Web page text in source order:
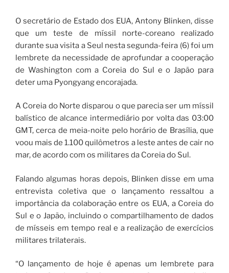
O secretário de Estado dos EUA, Antony Blinken, disse
que um teste de míssil norte-coreano realizado
durante sua visita a Seul nesta segunda-feira (6) foi um
lembrete da necessidade de aprofundar a cooperação
de Washington com a Coreia do Sul e o Japão para
deter uma Pyongyang encorajada.
A Coreia do Norte disparou o que parecia ser um míssil
balístico de alcance intermediário por volta das 03:00
GMT, cerca de meia-noite pelo horário de Brasília, que
voou mais de 1.100 quilômetros a leste antes de cair no
mar, de acordo com os militares da Coreia do Sul.
Falando algumas horas depois, Blinken disse em uma
entrevista coletiva que o lançamento ressaltou a
importância da colaboração entre os EUA, a Coreia do
Sul e o Japão, incluindo o compartilhamento de dados
de mísseis em tempo real e a realização de exercícios
militares trilaterais.
“O lançamento de hoje é apenas um lembrete para